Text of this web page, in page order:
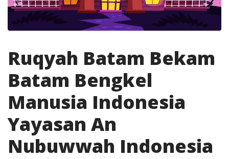
Ruqyah Batam Bekam
Batam Bengkel
Manusia Indonesia
Yayasan An
Nubuwwah Indonesia